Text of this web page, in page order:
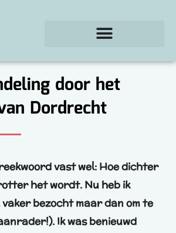
door het
Dordrecht
vast wel: Hoe dichter
het wordt. Nu heb ik
bezocht maar dan om te
Ik was benieuwd